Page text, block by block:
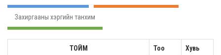
Захиргааны хэргийн танхим
ТОЙМ Тоо Хувь